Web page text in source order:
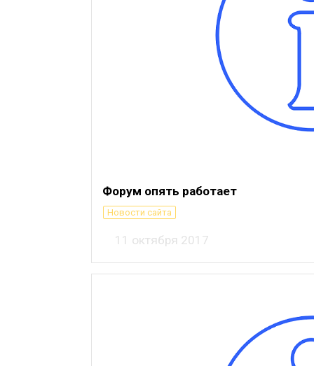
Форум опять работает
Новости сайта
11 октября 2017